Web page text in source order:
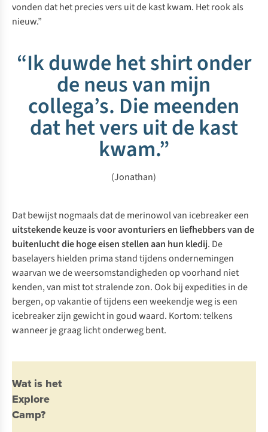
vonden dat het precies vers uit de kast kwam. Het rook als
nieuw.”
“Ik duwde het shirt onder
de neus van mijn
collega’s. Die meenden
dat het vers uit de kast
kwam.”
(Jonathan)
Dat bewijst nogmaals dat de merinowol van icebreaker een
uitstekende keuze is voor avonturiers en liefhebbers van de
buitenlucht die hoge eisen stellen aan hun kledij. De
baselayers hielden prima stand tijdens ondernemingen
waarvan we de weersomstandigheden op voorhand niet
kenden, van mist tot stralende zon. Ook bij expedities in de
bergen, op vakantie of tijdens een weekendje weg is een
icebreaker zijn gewicht in goud waard. Kortom: telkens
wanneer je graag licht onderweg bent.
Wat is het
Explore
Camp?